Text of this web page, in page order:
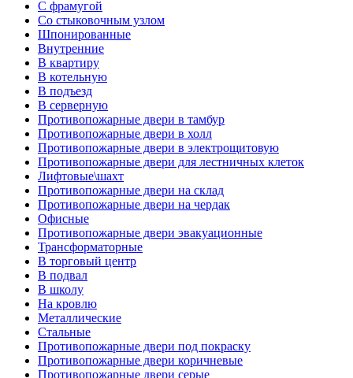
С фрамугой
Со стыковочным узлом
Шпонированные
Внутренние
В квартиру
В котельную
В подъезд
В серверную
Противопожарные двери в тамбур
Противопожарные двери в холл
Противопожарные двери в электрощитовую
Противопожарные двери для лестничных клеток
Лифтовые\шахт
Противопожарные двери на склад
Противопожарные двери на чердак
Офисные
Противопожарные двери эвакуационные
Трансформаторные
В торговый центр
В подвал
В школу
На кровлю
Металлические
Стальные
Противопожарные двери под покраску
Противопожарные двери коричневые
Противопожарные двери серые